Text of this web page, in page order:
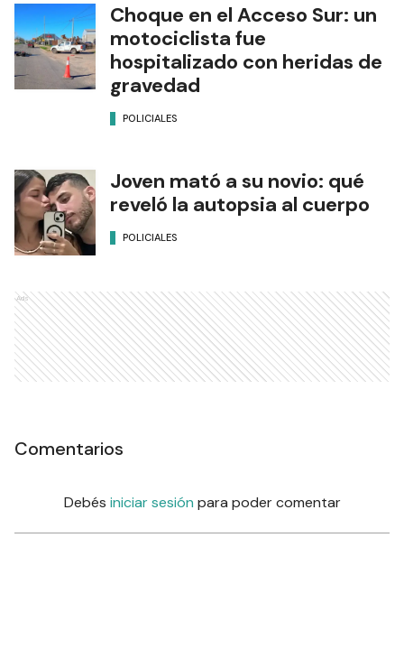
Choque en el Acceso Sur: un
motociclista fue
hospitalizado con heridas de
gravedad
POLICIALES
Joven mató a su novio: qué
reveló la autopsia al cuerpo
POLICIALES
Ads
Comentarios
Debés iniciar sesión para poder comentar